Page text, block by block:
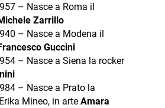
– Nasce a Roma il
Zarrillo
– Nasce a Modena il
Guccini
– Nasce a Siena la rocker
– Nasce a Prato la
Mineo, in arte Amara